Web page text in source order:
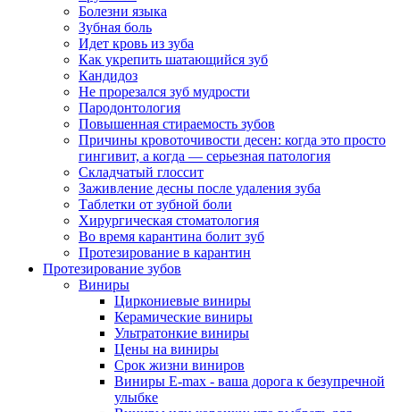
Болезни языка
Зубная боль
Идет кровь из зуба
Как укрепить шатающийся зуб
Кандидоз
Не прорезался зуб мудрости
Пародонтология
Повышенная стираемость зубов
Причины кровоточивости десен: когда это просто
гингивит, а когда — серьезная патология
Складчатый глоссит
Заживление десны после удаления зуба
Таблетки от зубной боли
Хирургическая стоматология
Во время карантина болит зуб
Протезирование в карантин
Протезирование зубов
Виниры
Циркониевые виниры
Керамические виниры
Ультратонкие виниры
Цены на виниры
Срок жизни виниров
Виниры E-max - ваша дорога к безупречной
улыбке